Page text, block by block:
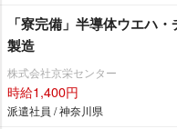
「寮完備」半導体ウエハ
製造
株式会社京栄センター
時給1,400円
派遣社員 / 神奈川県